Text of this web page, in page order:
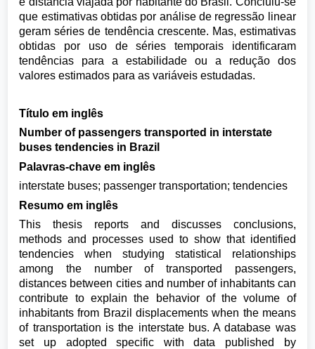
que estimativas obtidas por análise de regressão linear
geram séries de tendência crescente. Mas, estimativas
obtidas por uso de séries temporais identificaram
tendências para a estabilidade ou a redução dos
valores estimados para as variáveis estudadas.
Título em inglês
Number of passengers transported in interstate
buses tendencies in Brazil
Palavras-chave em inglês
interstate buses; passenger transportation; tendencies
Resumo em inglês
This thesis reports and discusses conclusions,
methods and processes used to show that identified
tendencies when studying statistical relationships
among the number of transported passengers,
distances between cities and number of inhabitants can
contribute to explain the behavior of the volume of
inhabitants from Brazil displacements when the means
of transportation is the interstate bus. A database was
set up adopted specific with data published by